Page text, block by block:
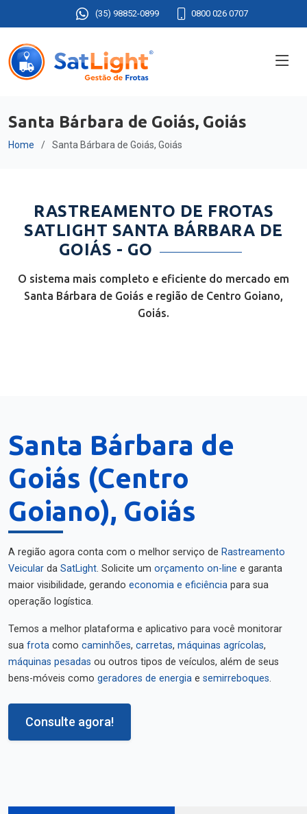
(35) 98852-0899 0800 026 0707
Santa Bárbara de Goiás, Goiás
Home Santa Bárbara de Goiás, Goiás
RASTREAMENTO DE FROTAS
SATLIGHT SANTA BÁRBARA DE
GOIÁS - GO
O sistema mais completo e eficiente do mercado em
Santa Bárbara de Goiás e região de Centro Goiano,
Goiás.
Santa Bárbara de
Goiás (Centro
Goiano), Goiás
A região agora conta com o melhor serviço de Rastreamento
Veicular da SatLight. Solicite um orçamento on-line e garanta
maior visibilidade, gerando economia e eficiência para sua
operação logística.
Temos a melhor plataforma e aplicativo para você monitorar
sua frota como caminhões, carretas, máquinas agrícolas,
máquinas pesadas ou outros tipos de veículos, além de seus
bens-móveis como geradores de energia e semirreboques.
Consulte agora!